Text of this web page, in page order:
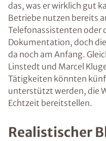
das, was er wirklich gut
Betriebe nutzen bereits
Telefonassistenten oder
Dokumentation, doch
da noch am Anfang.
Linstedt und Marcel
Tätigkeiten könnten
unterstützt werden, die
Echtzeit bereitstellen.
Realistischer